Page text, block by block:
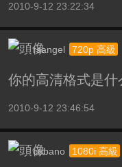
2010-9-12 23:22:34
rsangel 720p 高級
你的高清格式是什
2010-9-12 23:46:54
cubano 1080i 高級